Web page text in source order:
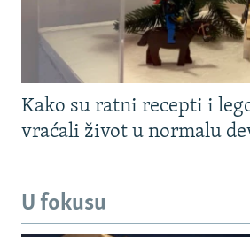
Kako su ratni recepti i
vraćali život u normalu
U fokusu